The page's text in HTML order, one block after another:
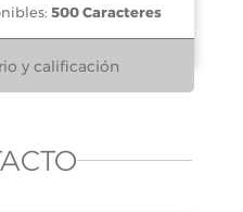
500 Caracteres